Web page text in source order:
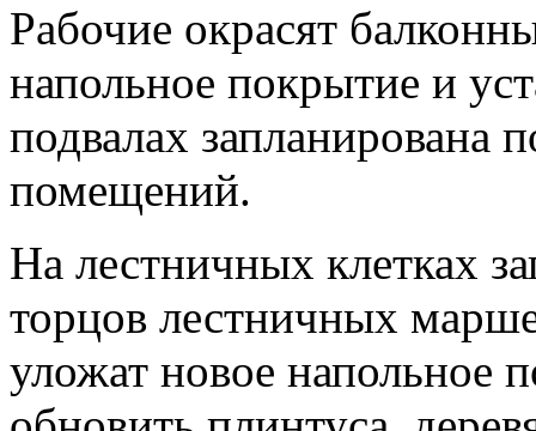
Рабочие окрасят
напольное покрытие и
подвалах запланирована
помещений.
На лестничных клетках
торцов лестничных
уложат новое напольное